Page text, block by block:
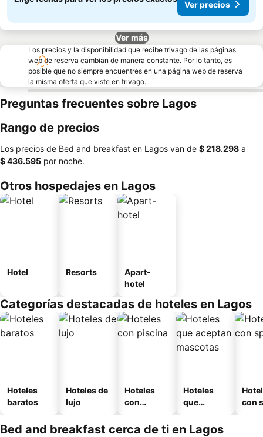
Ver precios
Ver más
Los precios y la disponibilidad que recibe trivago de las páginas
web de reserva cambian de manera constante. Por lo tanto, es
posible que no siempre encuentres en una página web de reserva
la misma oferta que viste en trivago.
Preguntas frecuentes sobre Lagos
Rango de precios
Los precios de Bed and breakfast en Lagos van de ‎$ 218.298 a
‎$ 436.595 por noche.
Otros hospedajes en Lagos
Hotel Resorts
Apart-
hotel
Categorías destacadas de hoteles en Lagos
Hoteles
baratos
Hoteles de
lujo
Hoteles
con
Hoteles
que
mascotas
con
Bed and breakfast cerca de ti en Lagos